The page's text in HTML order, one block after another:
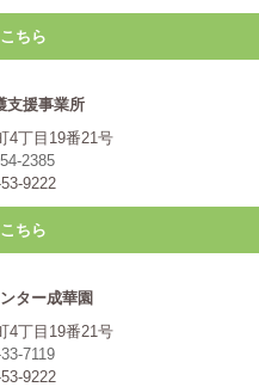
ちら
支援事業所
4丁目19番21号
2385
9222
ちら
ター成華園
4丁目19番21号
7119
9222